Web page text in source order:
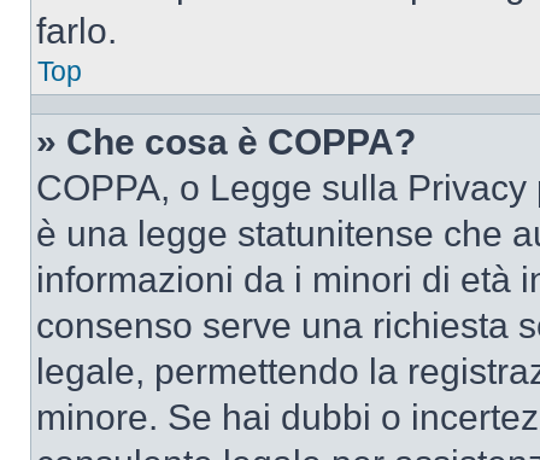
farlo.
Top
» Che cosa è COPPA?
COPPA, o Legge sulla
è una legge statunitense che
informazioni da i minori di età
consenso serve una richiesta
legale, permettendo la
minore. Se hai dubbi o